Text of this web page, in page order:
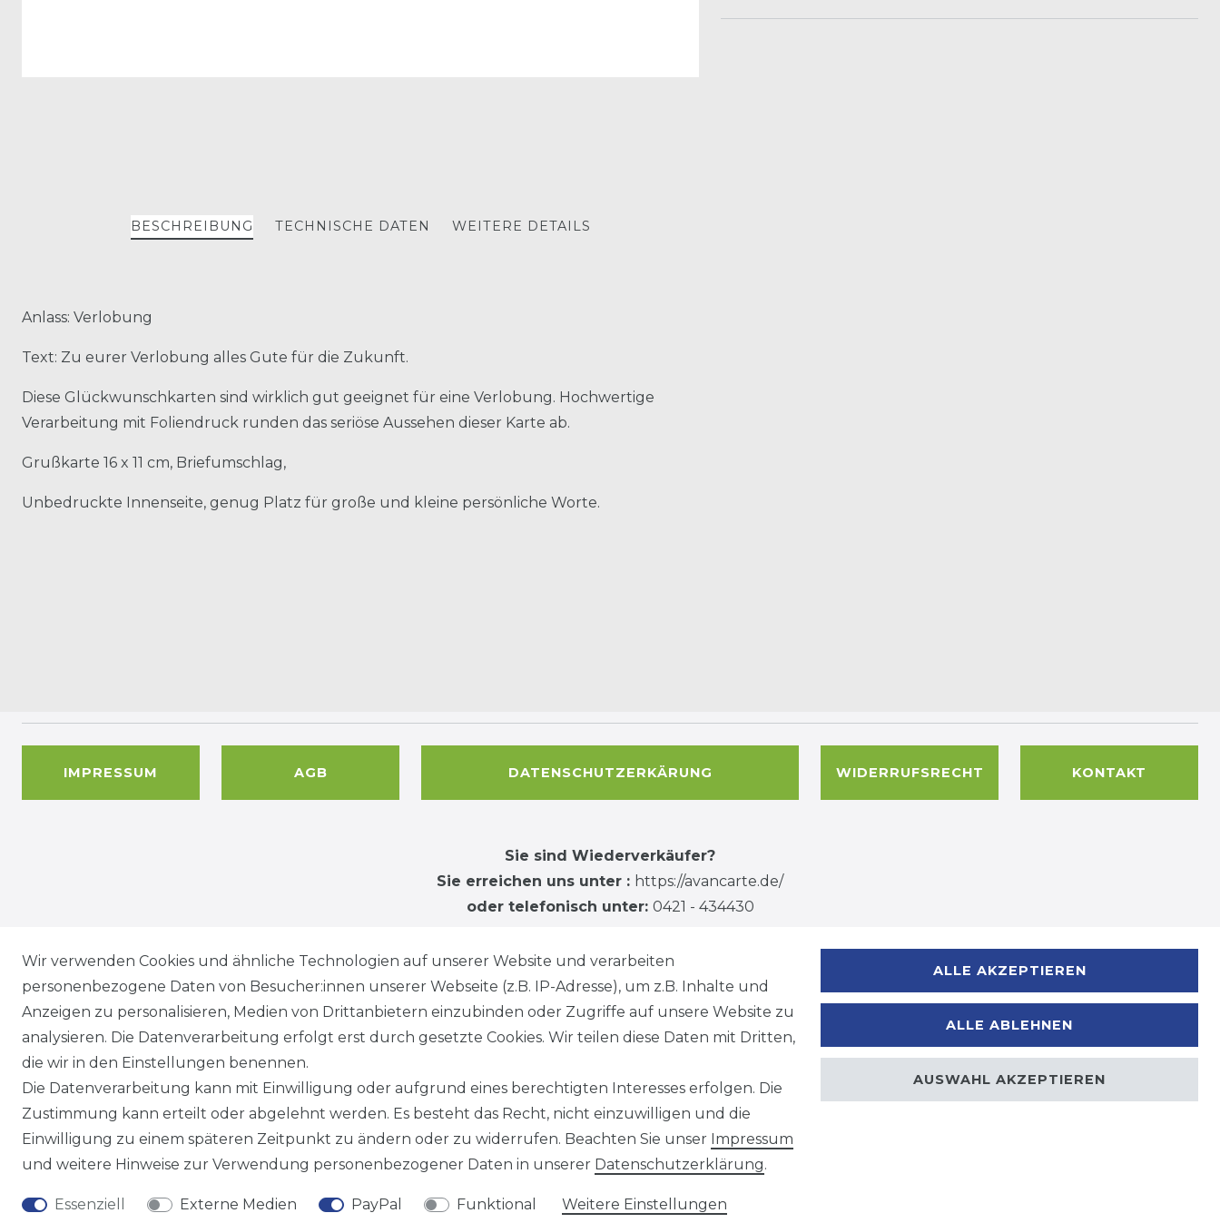
BESCHREIBUNG TECHNISCHE DATEN WEITERE DETAILS
Anlass: Verlobung
Text: Zu eurer Verlobung alles Gute für die Zukunft.
Diese Glückwunschkarten sind wirklich gut geeignet für eine Verlobung. Hochwertige
Verarbeitung mit Foliendruck runden das seriöse Aussehen dieser Karte ab.
Grußkarte 16 x 11 cm, Briefumschlag,
Unbedruckte Innenseite, genug Platz für große und kleine persönliche Worte.
IMPRESSUM AGB DATENSCHUTZERKÄRUNG WIDERRUFSRECHT KONTAKT
Sie sind Wiederverkäufer?
Sie erreichen uns unter : https://avancarte.de/
oder telefonisch unter: 0421 - 434430
Wir versenden mit
Wir verwenden Cookies und ähnliche Technologien auf unserer Website und verarbeiten
personenbezogene Daten von Besucher:innen unserer Webseite (z.B. IP-Adresse), um z.B. Inhalte und
Anzeigen zu personalisieren, Medien von Drittanbietern einzubinden oder Zugriffe auf unsere Website zu
analysieren. Die Datenverarbeitung erfolgt erst durch gesetzte Cookies. Wir teilen diese Daten mit Dritten,
die wir in den Einstellungen benennen.
Die Datenverarbeitung kann mit Einwilligung oder aufgrund eines berechtigten Interesses erfolgen. Die
Zustimmung kann erteilt oder abgelehnt werden. Es besteht das Recht, nicht einzuwilligen und die
Einwilligung zu einem späteren Zeitpunkt zu ändern oder zu widerrufen. Beachten Sie unser Impressum
und weitere Hinweise zur Verwendung personenbezogener Daten in unserer Daten­schutz­erklärung.
Essenziell Externe Medien PayPal Funktional Weitere Einstellungen
ALLE AKZEPTIEREN
ALLE ABLEHNEN
AUSWAHL AKZEPTIEREN